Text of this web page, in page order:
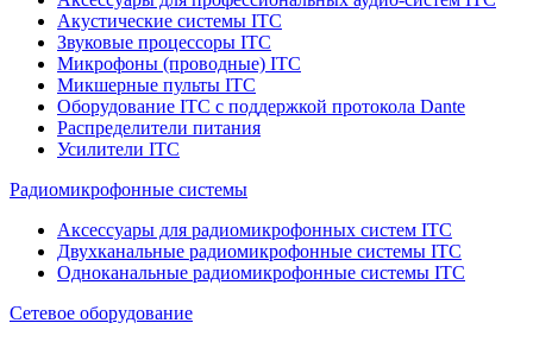
Акустические системы ITC
Звуковые процессоры ITC
Микрофоны (проводные) ITC
Микшерные пульты ITC
Оборудование ITC с поддержкой протокола Dante
Распределители питания
Усилители ITC
Радиомикрофонные системы
Аксессуары для радиомикрофонных систем ITC
Двухканальные радиомикрофонные системы ITC
Одноканальные радиомикрофонные системы ITC
Сетевое оборудование